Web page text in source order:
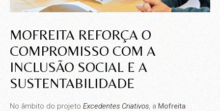
MOFREITA REFORÇA O
COMPROMISSO COM A
INCLUSÃO SOCIAL E A
SUSTENTABILIDADE
No âmbito do projeto Excedentes Criativos, a Mofreita